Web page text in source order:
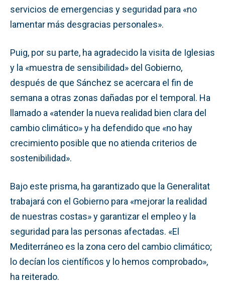
servicios de emergencias y seguridad para «no
lamentar más desgracias personales».
Puig, por su parte, ha agradecido la visita de Iglesias
y la «muestra de sensibilidad» del Gobierno,
después de que Sánchez se acercara el fin de
semana a otras zonas dañadas por el temporal. Ha
llamado a «atender la nueva realidad bien clara del
cambio climático» y ha defendido que «no hay
crecimiento posible que no atienda criterios de
sostenibilidad».
Bajo este prisma, ha garantizado que la Generalitat
trabajará con el Gobierno para «mejorar la realidad
de nuestras costas» y garantizar el empleo y la
seguridad para las personas afectadas. «El
Mediterráneo es la zona cero del cambio climático;
lo decían los científicos y lo hemos comprobado»,
ha reiterado.